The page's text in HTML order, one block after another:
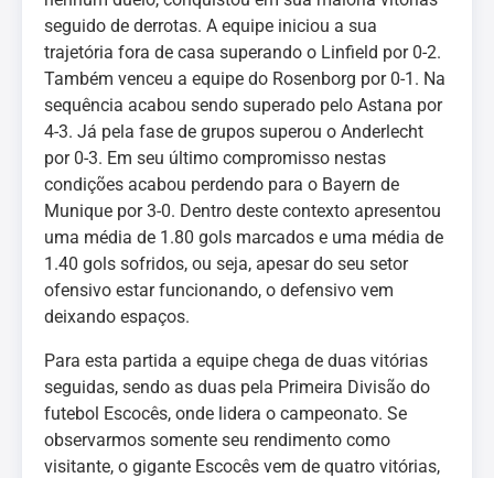
seguido de derrotas. A equipe iniciou a sua
trajetória fora de casa superando o Linfield por 0-2.
Também venceu a equipe do Rosenborg por 0-1. Na
sequência acabou sendo superado pelo Astana por
4-3. Já pela fase de grupos superou o Anderlecht
por 0-3. Em seu último compromisso nestas
condições acabou perdendo para o Bayern de
Munique por 3-0. Dentro deste contexto apresentou
uma média de 1.80 gols marcados e uma média de
1.40 gols sofridos, ou seja, apesar do seu setor
ofensivo estar funcionando, o defensivo vem
deixando espaços.
Para esta partida a equipe chega de duas vitórias
seguidas, sendo as duas pela Primeira Divisão do
futebol Escocês, onde lidera o campeonato. Se
observarmos somente seu rendimento como
visitante, o gigante Escocês vem de quatro vitórias,